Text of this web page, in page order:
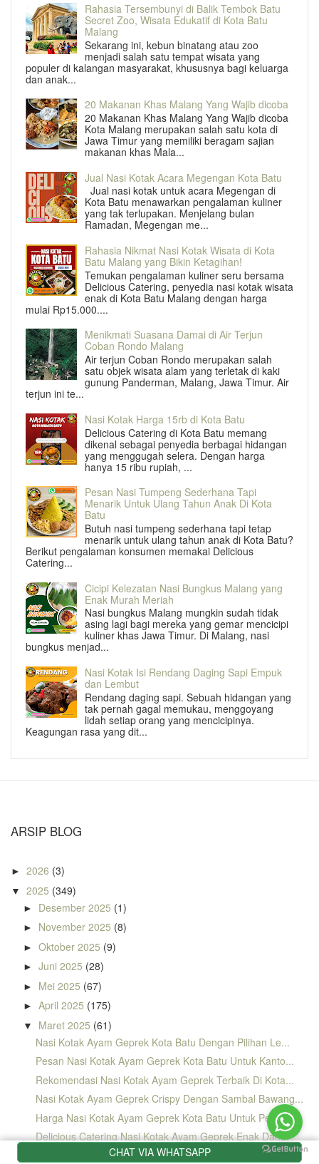
CHAT VIA WHATSAPP
Rahasia Tersembunyi di Balik Tembok Batu
Secret Zoo, Wisata Edukatif di Kota Batu
Malang
Sekarang ini, kebun binatang atau zoo
menjadi salah satu tempat wisata yang
populer di kalangan masyarakat, khususnya bagi keluarga
dan anak...
20 Makanan Khas Malang Yang Wajib dicoba
20 Makanan Khas Malang Yang Wajib dicoba
Kota Malang merupakan salah satu kota di
Jawa Timur yang memiliki beragam sajian
makanan khas Mala...
Jual Nasi Kotak Acara Megengan Kota Batu
Jual nasi kotak untuk acara Megengan di
Kota Batu menawarkan pengalaman kuliner
yang tak terlupakan. Menjelang bulan
Ramadan, Megengan me...
Rahasia Nikmat Nasi Kotak Wisata di Kota
Batu Malang yang Bikin Ketagihan!
Temukan pengalaman kuliner seru bersama
Delicious Catering, penyedia nasi kotak wisata
enak di Kota Batu Malang dengan harga
mulai Rp15.000....
Menikmati Suasana Damai di Air Terjun
Coban Rondo Malang
Air terjun Coban Rondo merupakan salah
satu objek wisata alam yang terletak di kaki
gunung Panderman, Malang, Jawa Timur. Air
terjun ini te...
Nasi Kotak Harga 15rb di Kota Batu
Delicious Catering di Kota Batu memang
dikenal sebagai penyedia berbagai hidangan
yang menggugah selera. Dengan harga
hanya 15 ribu rupiah, ...
Pesan Nasi Tumpeng Sederhana Tapi
Menarik Untuk Ulang Tahun Anak Di Kota
Batu
Butuh nasi tumpeng sederhana tapi tetap
menarik untuk ulang tahun anak di Kota Batu?
Berikut pengalaman konsumen memakai Delicious
Catering...
Cicipi Kelezatan Nasi Bungkus Malang yang
Enak Murah Meriah
Nasi bungkus Malang mungkin sudah tidak
asing lagi bagi mereka yang gemar mencicipi
kuliner khas Jawa Timur. Di Malang, nasi
bungkus menjad...
Nasi Kotak Isi Rendang Daging Sapi Empuk
dan Lembut
Rendang daging sapi. Sebuah hidangan yang
tak pernah gagal memukau, menggoyang
lidah setiap orang yang mencicipinya.
Keagungan rasa yang dit...
ARSIP BLOG
► 2026 (3)
▼ 2025 (349)
► Desember 2025 (1)
► November 2025 (8)
► Oktober 2025 (9)
► Juni 2025 (28)
► Mei 2025 (67)
► April 2025 (175)
▼ Maret 2025 (61)
Nasi Kotak Ayam Geprek Kota Batu Dengan Pilihan Le...
Pesan Nasi Kotak Ayam Geprek Kota Batu Untuk Kanto...
Rekomendasi Nasi Kotak Ayam Geprek Terbaik Di Kota...
Nasi Kotak Ayam Geprek Crispy Dengan Sambal Bawang...
Harga Nasi Kotak Ayam Geprek Kota Batu Untuk Pemes...
Delicious Catering Nasi Kotak Ayam Geprek Enak Dan...
Pesan Nasi Kotak Ayam Geprek Murah Untuk Acara Di ...